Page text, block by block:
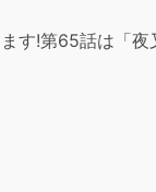
す!第65話は「夜